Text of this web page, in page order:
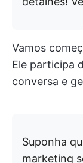
Vamos
Ele participa
conversa e
Suponha
marketing